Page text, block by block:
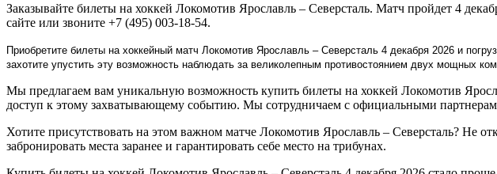
Заказывайте билеты на хоккей Локомотив Ярославль – Северсталь. Матч пройдет 4
сайте или звоните +7 (495) 003-18-54.
Приобретите билеты на хоккейный матч Локомотив Ярославль – Северсталь 4 декабря 2026 и
захотите упустить эту возможность наблюдать за великолепным противостоянием двух мощных
Мы предлагаем вам уникальную возможность купить билеты на хоккей Локомотив
доступ к этому захватывающему событию. Мы сотрудничаем с официальными
Хотите присутствовать на этом важном матче Локомотив Ярославль – Северсталь? Не
забронировать места заранее и гарантировать себе место на трибунах.